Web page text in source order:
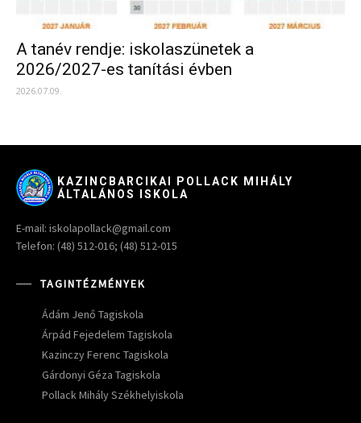
A tanév rendje: iskolaszünetek a
2026/2027-es tanítási évben
2026.07.09.
KAZINCBARCIKAI POLLACK MIHÁLY
ÁLTALÁNOS ISKOLA
E-mail: iskolapollack@gmail.com
Telefon: (48) 512-016; (48) 512-015
TAGINTÉZMÉNYEK
Ádám Jenő Tagiskola
Árpád Fejedelem Tagiskola
Kazinczy Ferenc Tagiskola
Gárdonyi Géza Tagiskola
Pollack Mihály Székhelyiskola